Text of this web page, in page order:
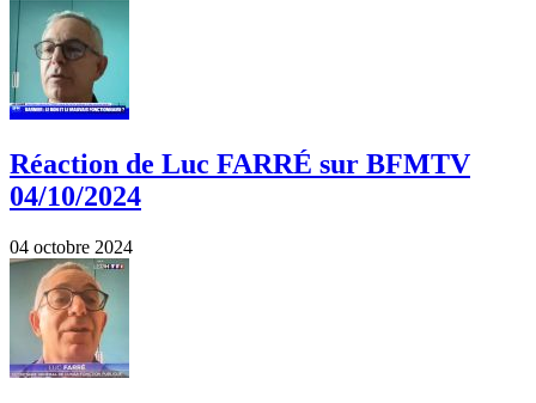
Réaction de Luc FARRÉ sur BFMTV
04/10/2024
04 octobre 2024